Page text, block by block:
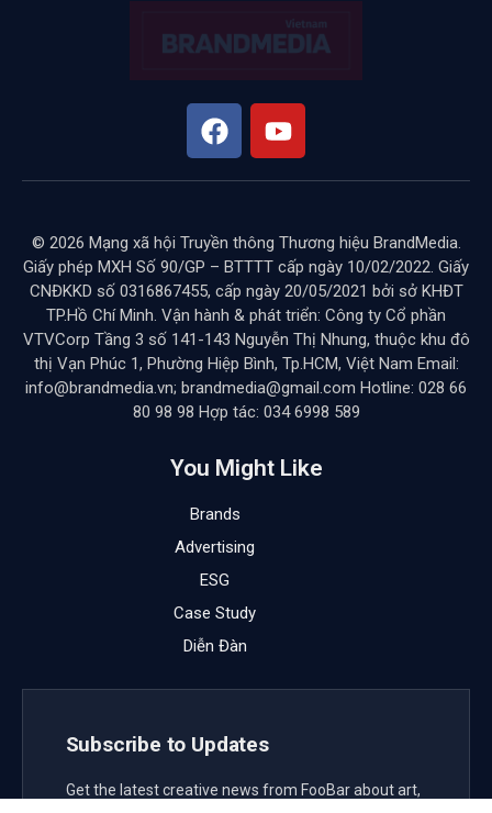
© 2026 Mạng xã hội Truyền thông Thương hiệu BrandMedia.
Giấy phép MXH Số 90/GP – BTTTT cấp ngày 10/02/2022. Giấy
CNĐKKD số 0316867455, cấp ngày 20/05/2021 bởi sở KHĐT
TP.Hồ Chí Minh. Vận hành & phát triển: Công ty Cổ phần
VTVCorp Tầng 3 số 141-143 Nguyễn Thị Nhung, thuộc khu đô
thị Vạn Phúc 1, Phường Hiệp Bình, Tp.HCM, Việt Nam Email:
info@brandmedia.vn; brandmedia@gmail.com Hotline: 028 66
80 98 98 Hợp tác: 034 6998 589
You Might Like
Brands
Advertising
ESG
Case Study
Diễn Đàn
Subscribe to Updates
Get the latest creative news from FooBar about art,